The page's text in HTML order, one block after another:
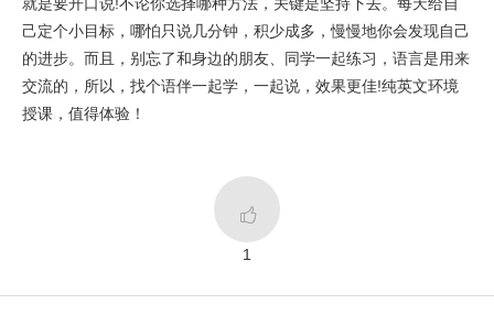
己定个小目标，哪怕只说几分钟，积少成多，慢慢地你会发现自己
的进步。而且，别忘了和身边的朋友、同学一起练习，语言是用来
交流的，所以，找个语伴一起学，一起说，效果更佳!纯英文环境
授课，值得体验！

1